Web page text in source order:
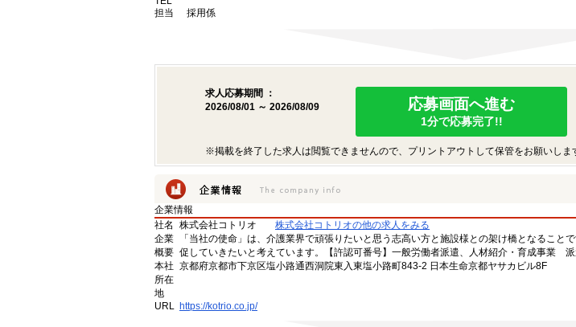
担当 採用係
求人応募期間 ：
2026/08/01 ～ 2026/08/09
応募画面へ進む
1分で応募完了!!
※掲載を終了した求人は閲覧できませんので、プリントアウトして保管をお願いしま
企業情報
社名
株式会社コトリオ
株式会社コトリオの他の求人をみる
企業
概要
「当社の使命」は、介護業界で頑張りたいと思う志高い方と施設様との架け橋となること
促していきたいと考えています。【許認可番号】一般労働者派遣、人材紹介・育成事業
本社
所在
地
京都府京都市下京区塩小路通西洞院東入東塩小路町843-2 日本生命京都ヤサカビル8F
URL https://kotrio.co.jp/